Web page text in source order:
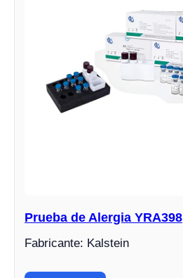
Prueba de Alergia YRA398
Fabricante: Kalstein